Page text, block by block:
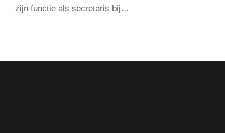
zijn functie als secretaris bij…